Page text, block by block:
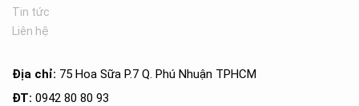
Tin tức
Liên hệ
Địa chỉ: 75 Hoa Sữa P.7 Q. Phú Nhuận TPHCM
ĐT: 0942 80 80 93